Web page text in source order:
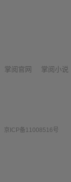
掌阅官网 掌阅小说
京ICP备11008516号